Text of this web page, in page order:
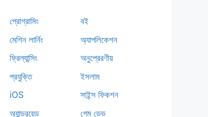
প্রোগ্রামিং
মেশিন লার্নিং
ফ্রিল্যান্সিং
প্রযুক্তি
iOS
অ্যান্ড্রয়েড
বই
অ্যাপলিকেশন
অনুপ্রেরণীয়
ইসলাম
সাইন্স ফিকশন
গেম ডেভ